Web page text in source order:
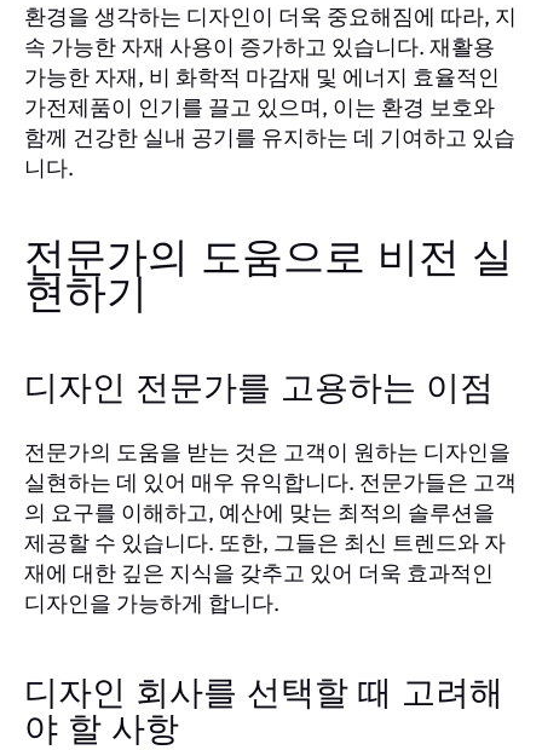
환경을 생각하는 디자인이 더욱 중요해짐에 따라, 지
속 가능한 자재 사용이 증가하고 있습니다. 재활용
가능한 자재, 비 화학적 마감재 및 에너지 효율적인
가전제품이 인기를 끌고 있으며, 이는 환경 보호와
함께 건강한 실내 공기를 유지하는 데 기여하고 있습
니다.
전문가의 도움으로 비전 실
현하기
디자인 전문가를 고용하는 이점
전문가의 도움을 받는 것은 고객이 원하는 디자인을
실현하는 데 있어 매우 유익합니다. 전문가들은 고객
의 요구를 이해하고, 예산에 맞는 최적의 솔루션을
제공할 수 있습니다. 또한, 그들은 최신 트렌드와 자
재에 대한 깊은 지식을 갖추고 있어 더욱 효과적인
디자인을 가능하게 합니다.
디자인 회사를 선택할 때 고려해
야 할 사항